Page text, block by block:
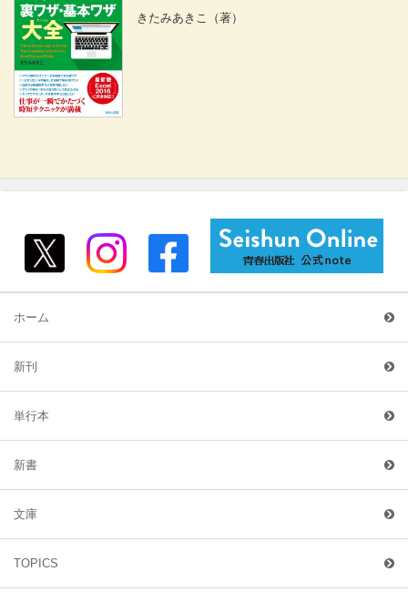
きたみあきこ （著）
ホーム
新刊
単行本
新書
文庫
TOPICS